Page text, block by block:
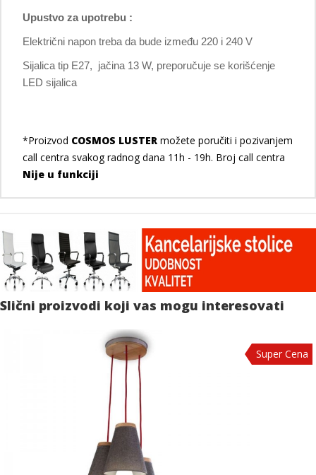
Upustvo za upotrebu :
Električni napon treba da bude između 220 i 240 V
Sijalica tip E27, jačina 13 W, preporučuje se korišćenje
LED sijalica
*Proizvod COSMOS LUSTER možete poručiti i pozivanjem
call centra svakog radnog dana 11h - 19h. Broj call centra
Nije u funkciji
Slični proizvodi koji vas mogu interesovati
Super Cena